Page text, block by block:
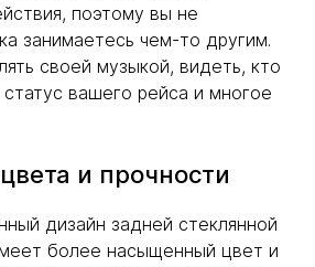
поэтому вы не
занимаетесь чем-то другим.
своей музыкой, видеть, кто
статус вашего рейса и многое
и прочности
дизайн задней стеклянной
более насыщенный цвет и